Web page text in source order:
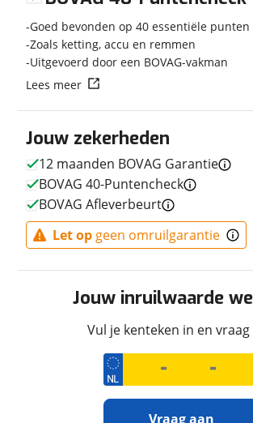
Techniek
Afmetingen en gewicht
Maximaal toelaatbaar
gewicht
228 kg
Ash Grey
Jouw zekerheden
12 maanden BOVAG Garantie
BOVAG 40-Puntencheck
BOVAG Afleverbeurt
Let op geen omruilgarantie
Jouw inruilwaarde
Vul je kenteken in en vraag
Vraag aan
Goed bevonden op 40 essentiële punten
Zoals ketting, accu en remmen
Uitgevoerd door een BOVAG-vakman
Lees meer